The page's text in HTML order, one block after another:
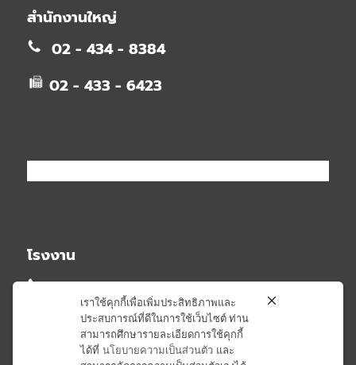
สำนักงานใหญ่
02 - 434 - 8384
02 - 433 - 6423
โรงงาน
02 - 581 - 2348
02 - 581 - 6407
เราใช้คุกกี้เพื่อเพิ่มประสิทธิภาพและ
ประสบการณ์ที่ดีในการใช้เว็บไซต์ ท่าน
สามารถศึกษารายละเอียดการใช้คุกกี้
ได้ที่ นโยบายความเป็นส่วนตัว และ